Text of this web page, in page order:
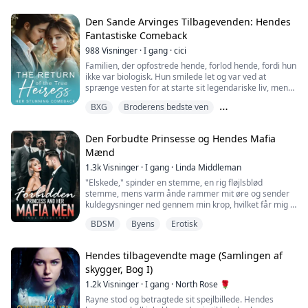
engangsaffære, men hun var ved at få sit livs største
overraskelse. Da fremmede dukkede op igen og
kidnappede hende i fuldt dagslys, vidste hun, at hun var
fanget, men stedet var ud over hendes fantasi.
Manden, hun troede, hun kunne glemme efter den
hede lidenskab, var ikke noget almindeligt, men den
store, farlige alfa af varulveklanen? Hvad ville hun gøre,
arbejdet, hvor jeg fandt en nøgen mand liggende på
gulvet i det rum, jeg skulle til at gøre rent.
Du ved, hvad de siger om at lave planer?
"Du laver planer, og Gud griner."
Den Sande Arvinges Tilbagevenden: Hendes
Fantastiske Comeback
988Visninger ·I gang ·cici
Familien, der opfostrede hende, forlod hende, fordi hun
ikke var biologisk. Hun smilede let og var ved at
sprænge vesten for at starte sit legendariske liv, men
ville dukke op, og det viste sig, at hun var den rigeste
BXG
Broderens bedste ven
Den Forbudte Prinsesse og Hendes Mafia
Mænd
1.3kVisninger ·I gang · Linda Middleman
"Elskede," spinder en stemme, en rig fløjlsblød
stemme, mens varm ånde rammer mit øre og sender
kuldegysninger ned gennem min krop, hvilket får mig til
"Vær så venlig," klynker jeg. Mit behov for dem vokser.
"Vær så venlig hvad?" spørger en anden.
BDSM Byens Erotisk
Hendes tilbagevendte mage (Samlingen af
skygger, Bog I)
1.2kVisninger ·I gang · North Rose 🌹
Rayne stod og betragtede sit spejlbillede. Hendes